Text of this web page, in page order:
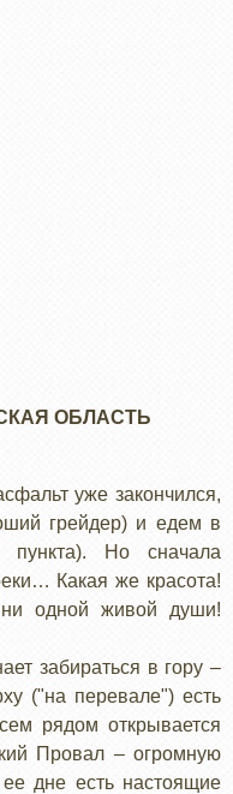
ОБЛАСТЬ
уже закончился,
грейдер) и едем в
пункта). Но сначала
Какая же красота!
одной живой души!
забираться в гору –
("на перевале") есть
рядом открывается
Провал – огромную
дне есть настоящие